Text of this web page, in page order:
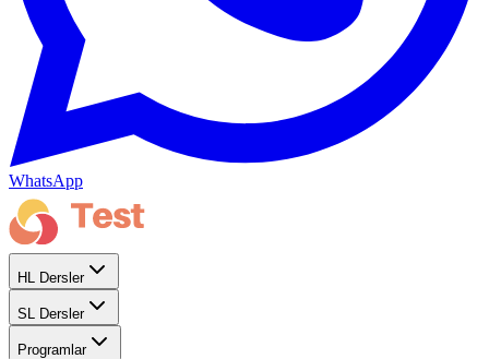
WhatsApp
HL Dersler
SL Dersler
Programlar